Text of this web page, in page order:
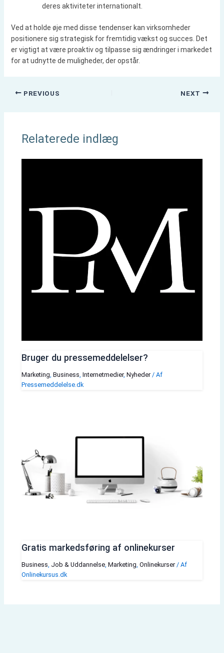
deres aktiviteter internationalt.
Ved at holde øje med disse tendenser kan virksomheder
positionere sig strategisk for fremtidig vækst og succes. Det
er vigtigt at være proaktiv og tilpasse sig ændringer i markedet
for at udnytte de muligheder, der opstår.
PREVIOUS NEXT
Relaterede indlæg
Bruger du pressemeddelelser?
Marketing, Business, Internetmedier, Nyheder/ Af
Pressemeddelelse.dk
Gratis markedsføring af onlinekurser
Business Job & Uddannelse, Marketing Onlinekurser/ Af
Onlinekursus.dk